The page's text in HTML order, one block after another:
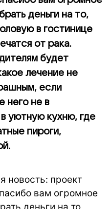
деньги на то,
в гостинице
от рака.
будет
лечение не
если
него не в
уютную кухню, где
пироги,
новость: проект
вам огромное